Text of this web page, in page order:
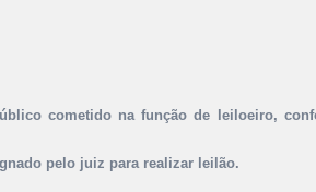
cometido na função de leiloeiro,
pelo juiz para realizar leilão.